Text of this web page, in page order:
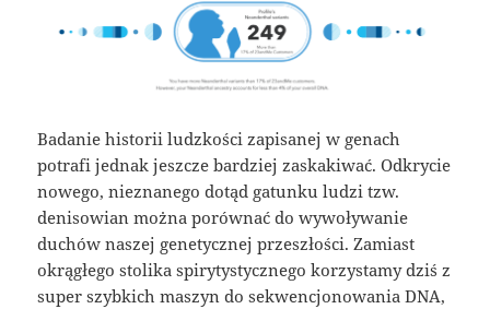
Badanie historii ludzkości zapisanej w genach
potrafi jednak jeszcze bardziej zaskakiwać. Odkrycie
nowego, nieznanego dotąd gatunku ludzi tzw.
denisowian można porównać do wywoływanie
duchów naszej genetycznej przeszłości. Zamiast
okrągłego stolika spirytystycznego korzystamy dziś z
super szybkich maszyn do sekwencjonowania DNA,